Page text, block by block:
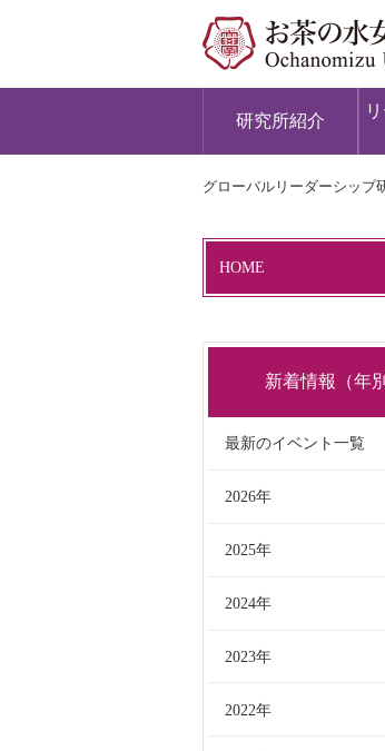
研究所紹介
グローバルリーダーシップ
HOME
新着情報（年別
最新のイベント一覧
2026年
2025年
2024年
2023年
2022年